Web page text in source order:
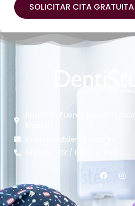
SOLICITAR CITA GRATUITA
Paseo de Fuente Lucha 10
contacto@dentistudio.es
916 294 723 / 618 460 050